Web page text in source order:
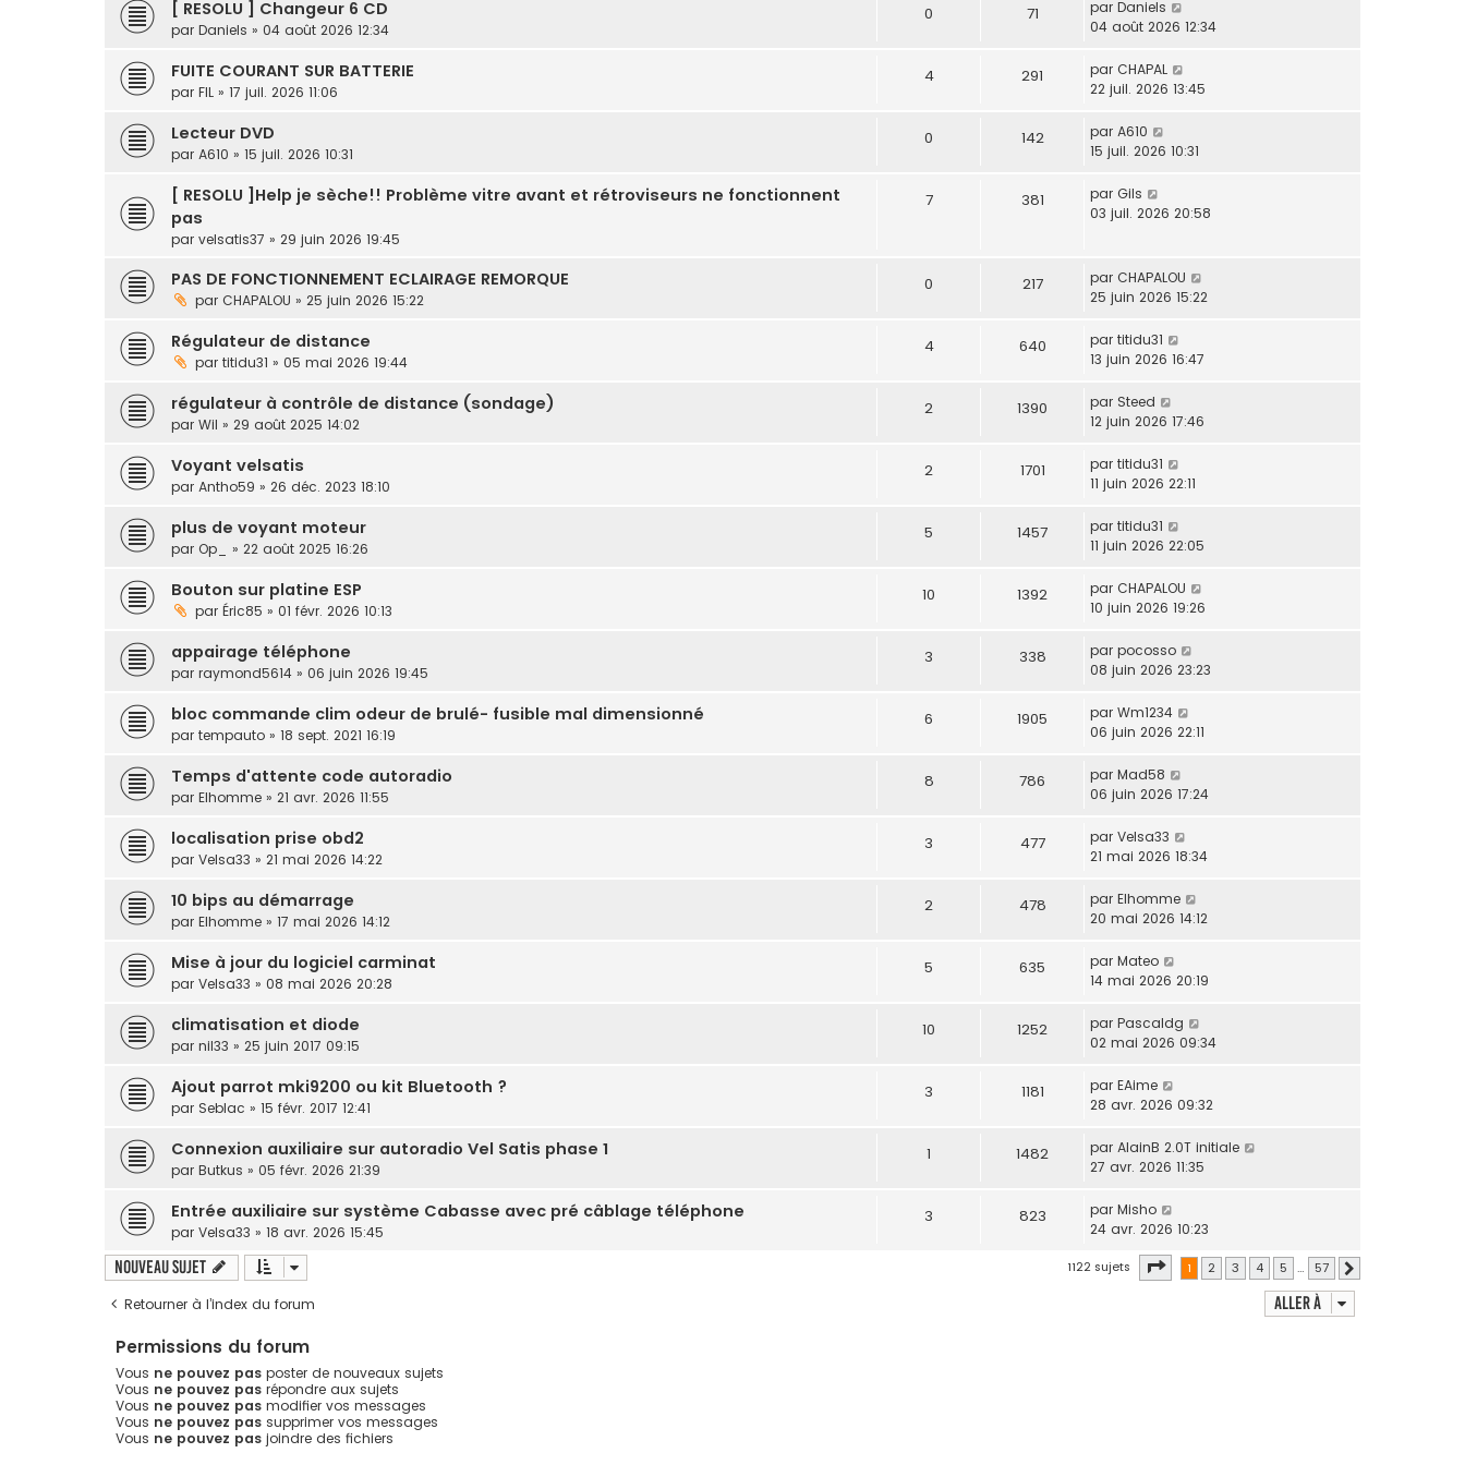
[ RESOLU ] Changeur 6 CD
par Daniels » 04 août 2026 12:34
0 71 par Daniels
04 août 2026 12:34
FUITE COURANT SUR BATTERIE
par FIL » 17 juil. 2026 11:06
4 291 par CHAPAL
22 juil. 2026 13:45
Lecteur DVD
par A610 » 15 juil. 2026 10:31
0 142 par A610
15 juil. 2026 10:31
[ RESOLU ]Help je sèche!! Problème vitre avant et rétroviseurs ne fonctionnent
pas
par velsatis37 » 29 juin 2026 19:45
7 381 par Gils
03 juil. 2026 20:58
PAS DE FONCTIONNEMENT ECLAIRAGE REMORQUE
par CHAPALOU » 25 juin 2026 15:22
0 217 par CHAPALOU
25 juin 2026 15:22
Régulateur de distance
par titidu31 » 05 mai 2026 19:44
4 640 par titidu31
13 juin 2026 16:47
régulateur à contrôle de distance (sondage)
par Wil » 29 août 2025 14:02
2 1390 par Steed
12 juin 2026 17:46
Voyant velsatis
par Antho59 » 26 déc. 2023 18:10
2 1701 par titidu31
11 juin 2026 22:11
plus de voyant moteur
par Op_ » 22 août 2025 16:26
5 1457 par titidu31
11 juin 2026 22:05
Bouton sur platine ESP
par Éric85 » 01 févr. 2026 10:13
10 1392 par CHAPALOU
10 juin 2026 19:26
appairage téléphone
par raymond5614 » 06 juin 2026 19:45
3 338 par pocosso
08 juin 2026 23:23
bloc commande clim odeur de brulé- fusible mal dimensionné
par tempauto » 18 sept. 2021 16:19
6 1905 par Wm1234
06 juin 2026 22:11
Temps d'attente code autoradio
par Elhomme » 21 avr. 2026 11:55
8 786 par Mad58
06 juin 2026 17:24
localisation prise obd2
par Velsa33 » 21 mai 2026 14:22
3 477 par Velsa33
21 mai 2026 18:34
10 bips au démarrage
par Elhomme » 17 mai 2026 14:12
2 478 par Elhomme
20 mai 2026 14:12
Mise à jour du logiciel carminat
par Velsa33 » 08 mai 2026 20:28
5 635 par Mateo
14 mai 2026 20:19
climatisation et diode
par nil33 » 25 juin 2017 09:15
10 1252 par Pascaldg
02 mai 2026 09:34
Ajout parrot mki9200 ou kit Bluetooth ?
par Seblac » 15 févr. 2017 12:41
3 1181 par EAime
28 avr. 2026 09:32
Connexion auxiliaire sur autoradio Vel Satis phase 1
par Butkus » 05 févr. 2026 21:39
1 1482 par AlainB 2.0T initiale
27 avr. 2026 11:35
Entrée auxiliaire sur système Cabasse avec pré câblage téléphone
par Velsa33 » 18 avr. 2026 15:45
3 823 par Misho
24 avr. 2026 10:23
Nouveau sujet 1122 sujets Page sur 57
1 2 3 4 5 … 57
Retourner à l’index du forum Aller à
Permissions du forum
Vous ne pouvez pas poster de nouveaux sujets
Vous ne pouvez pas répondre aux sujets
Vous ne pouvez pas modifier vos messages
Vous ne pouvez pas supprimer vos messages
Vous ne pouvez pas joindre des fichiers